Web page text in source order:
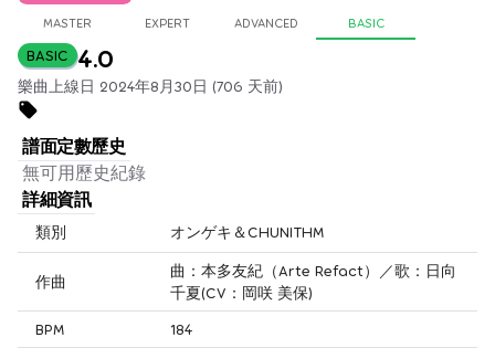
MASTER EXPERT ADVANCED BASIC
BASIC 4.0
樂曲上線日 2024年8月30日 (706 天前)
譜面定數歷史
無可用歷史紀錄
詳細資訊
類別 オンゲキ＆CHUNITHM
作曲
曲：本多友紀（Arte Refact）／歌：日向
千夏(CV：岡咲 美保)
BPM
184